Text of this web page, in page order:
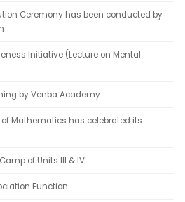
Ceremony has been conducted by
Initiative (Lecture on Mental
by Venba Academy
Mathematics has celebrated its
of Units III & IV
Function